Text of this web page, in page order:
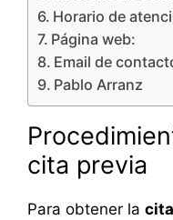
Horario de
Página web:
Email de
Pablo Arranz
cita previa
Para obtener la